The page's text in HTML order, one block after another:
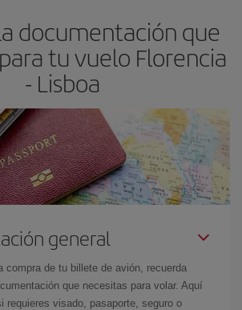
documentación que
tu vuelo Florencia
- Lisboa
general
compra de tu billete de avión, recuerda
que necesitas para volar. Aquí
requieres visado, pasaporte, seguro o